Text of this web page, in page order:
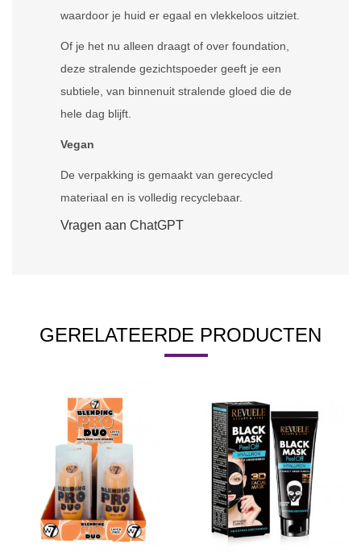
waardoor je huid er egaal en vlekkeloos uitziet.
Of je het nu alleen draagt of over foundation,
deze stralende gezichtspoeder geeft je een
subtiele, van binnenuit stralende gloed die de
hele dag blijft.
Vegan
De verpakking is gemaakt van gerecycled
materiaal en is volledig recyclebaar.
Vragen aan ChatGPT
GERELATEERDE PRODUCTEN